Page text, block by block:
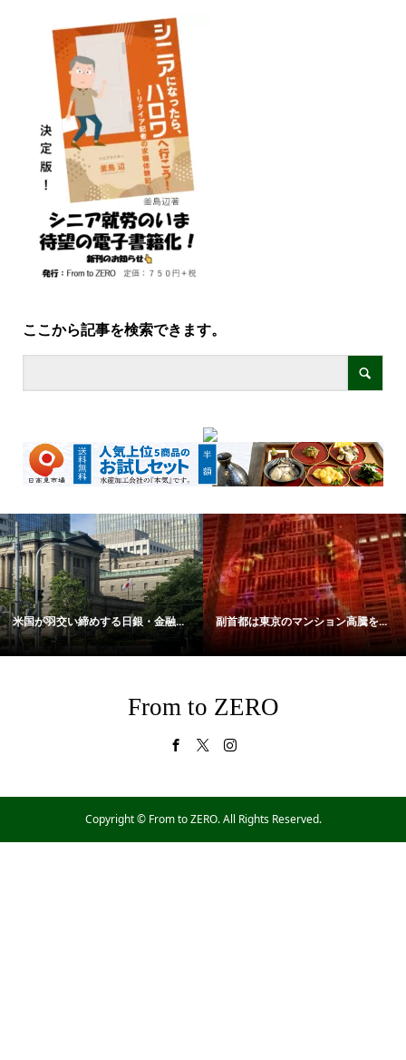
ここから記事を検索できます。
米国が羽交い締めする日銀・金融... 副首都は東京のマンション高騰を...
From to ZERO
Copyright ©From to ZERO. All Rights Reserved.